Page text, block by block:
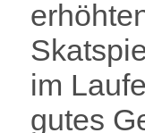
im
gutes